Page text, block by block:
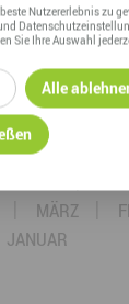
MÄRZ
JANUAR
NOVEMBER
MÄRZ
JANUAR
Nutzererlebnis zu
Sie Ihre Auswahl
Alle